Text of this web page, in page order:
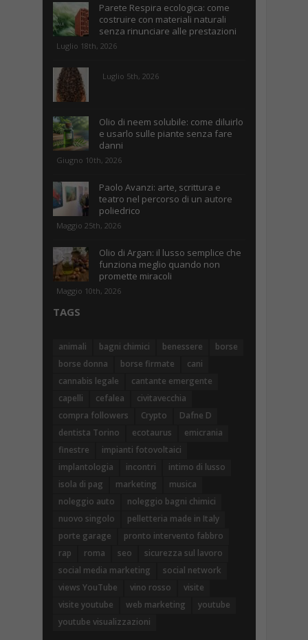
Parete Respira ecologica: come
costruire con materiali naturali
senza rinunciare alle prestazioni
Luglio 18th, 2026
Luglio 5th, 2026
Olio di neem solubile: come diluirlo
e usarlo sulle piante senza fare
danni
Giugno 10th, 2026
Paolo Avanzi: arte, scrittura e
teatro nel percorso di un autore
poliedrico
Maggio 25th, 2026
Olio di Argan: il lusso semplice che
funziona meglio quando non
promette miracoli
Maggio 10th, 2026
TAGS
animali bagni chimici benessere
borse
borse donna
borse firmate
cani
cannabis legale
cantante emergente
capelli
cefalea
civitavecchia
compra followers
Crypto
Dafne D
dentista Torino
ecotaurus
emicrania
finestre
impianti fotovoltaici
implantologia
incontri
intimo di lusso
isola di pag
marketing
musica
noleggio auto
noleggio bagni chimici
nuovo singolo
pelletteria made in Italy
porte garage
pronto intervento fabbro
rap
roma seo
sicurezza sul lavoro
social media marketing
social network
views YouTube
vino rosso
visite
visite youtube
web marketing
youtube
youtube visualizzazioni